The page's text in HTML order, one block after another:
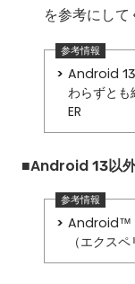
を参考にして
Android 13
わらずとも
ER
■Android 13以
Android™
（エクス